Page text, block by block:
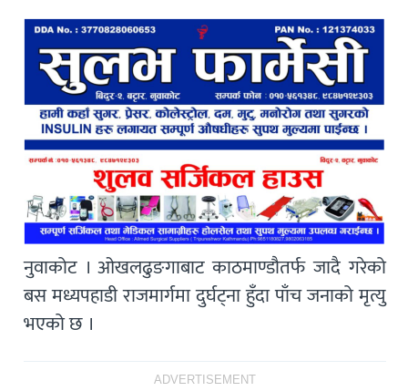
नुवाकोट । ओखलढुङगाबाट काठमाण्डौतर्फ जादै गरेको
बस मध्यपहाडी राजमार्गमा दुर्घट्ना हुँदा पाँच जनाको मृत्यु
भएको छ ।
ADVERTISEMENT